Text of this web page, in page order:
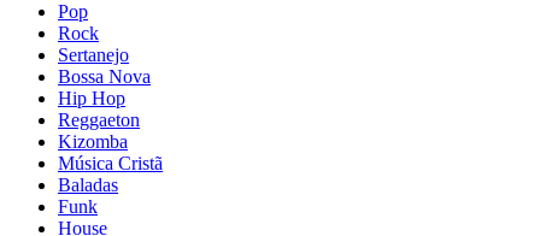
Pop
Rock
Sertanejo
Bossa Nova
Hip Hop
Reggaeton
Kizomba
Música Cristã
Baladas
Funk
House